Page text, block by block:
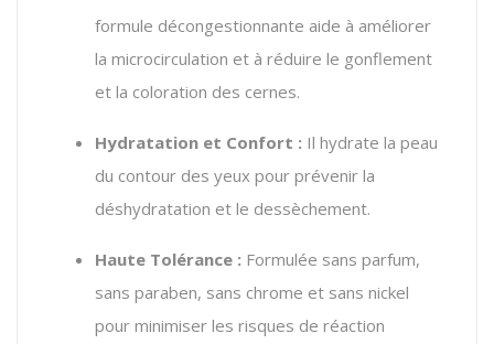
formule décongestionnante aide à améliorer
la microcirculation et à réduire le gonflement
et la coloration des cernes.
Hydratation et Confort : Il hydrate la peau
du contour des yeux pour prévenir la
déshydratation et le dessèchement.
Haute Tolérance : Formulée sans parfum,
sans paraben, sans chrome et sans nickel
pour minimiser les risques de réaction